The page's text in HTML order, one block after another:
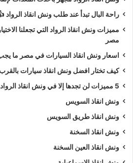
راحة البال تبدأ عند طلب ونش انقاذ الرواد
مميزات ونش انقاذ الرواد التي تجعلنا
مصر
اسعار ونش انقاذ السيارات في مصر ما
كيف تختار افضل ونش انقاذ سيارات
5 مميزات لن تجدها إلا في ونش انقاذ الرواد لإنقاذ السيارات !
ونش انقاذ السويس
ونش انقاذ طريق السويس
ونش انقاذ السخنة
ونش انقاذ العين السخنة